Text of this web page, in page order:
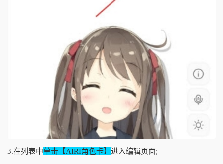
3.在列表中单击【AIRI角色卡】 进入编辑页面;